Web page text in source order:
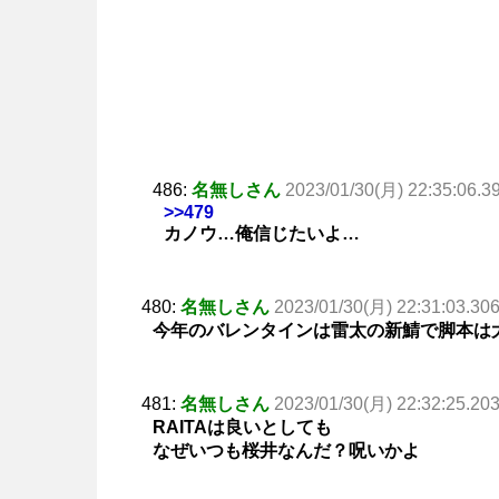
486: 名無しさん 2023/01/30(月)
>>479
カノウ…俺信じたいよ…
480: 名無しさん 2023/01/30(月) 22:31:03.306
今年のバレンタインは雷太の新鯖で脚本は
481: 名無しさん 2023/01/30(月) 22:32:25.203
RAITAは良いとしても
なぜいつも桜井なんだ？呪いかよ